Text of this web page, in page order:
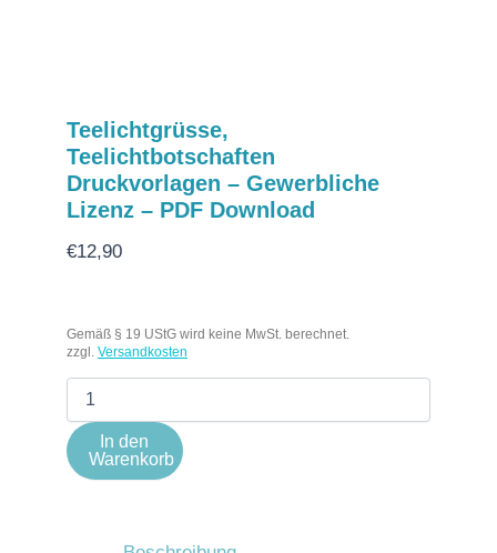
Teelichtgrüsse,
Teelichtbotschaften
Druckvorlagen – Gewerbliche
Lizenz – PDF Download
€12,90
Gemäß § 19 UStG wird keine MwSt. berechnet.
zzgl. Versandkosten
In den
Warenkorb